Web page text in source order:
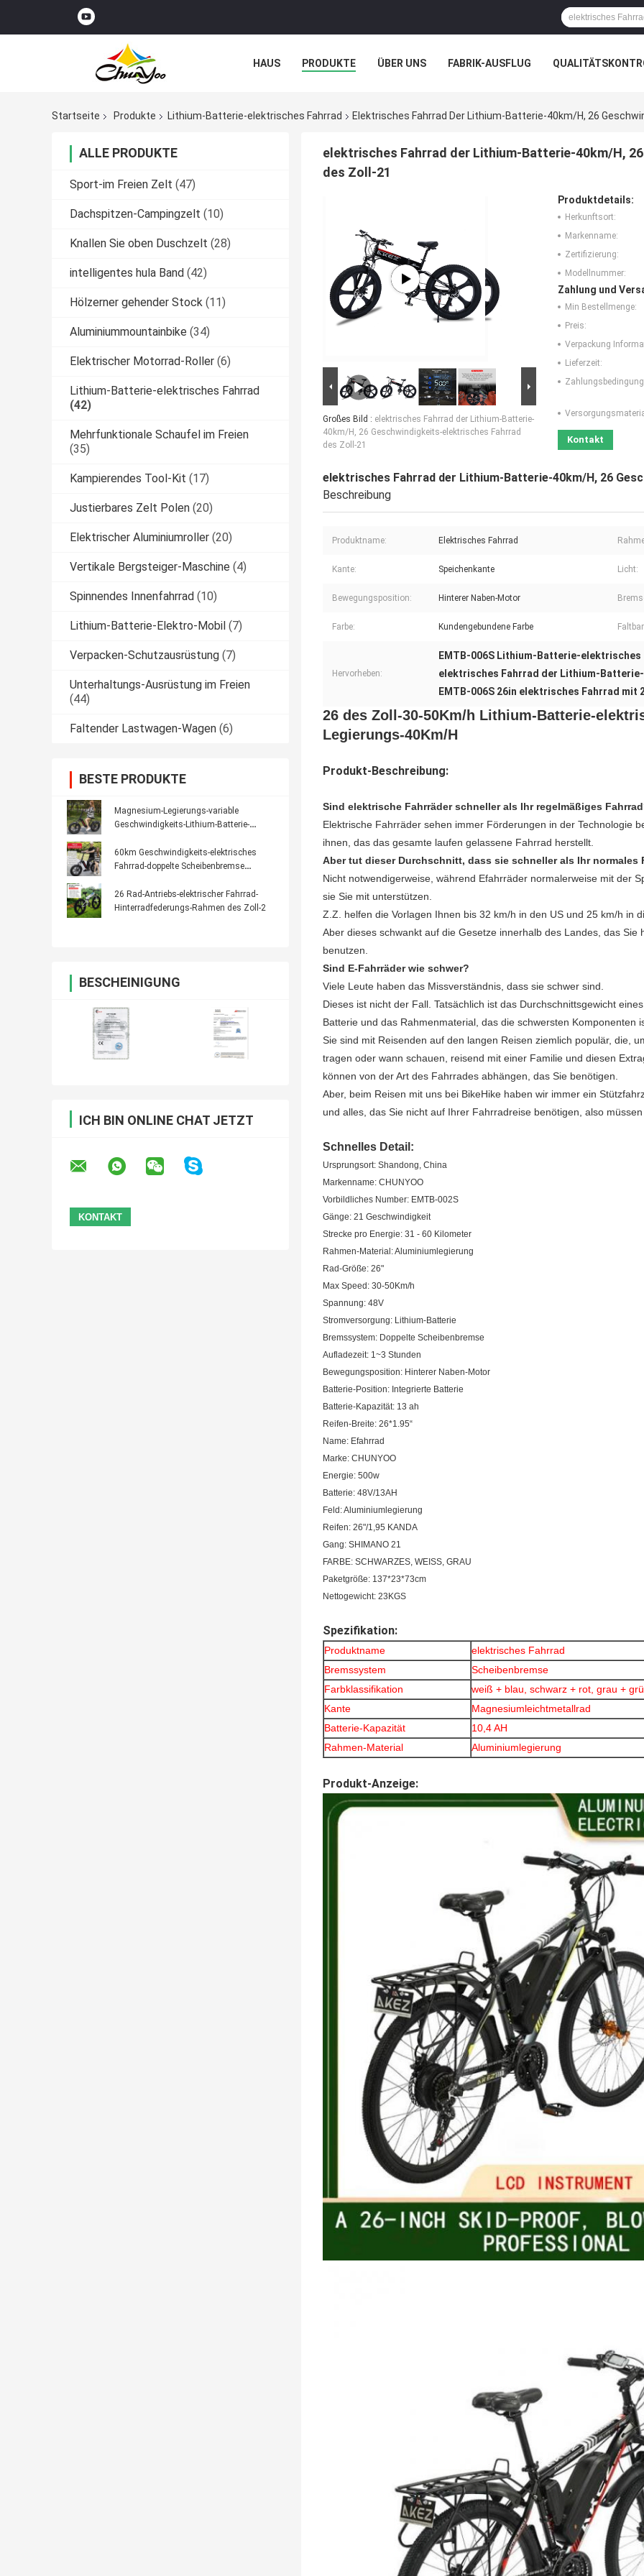
HAUS PRODUKTE ÜBER UNS FABRIK-AUSFLUG
Startseite
Produkte Lithium-Batterie-elektrisches Fahrrad Elektrisches Fahrrad Der Lithium-Batterie-40km/H, 26
ALLE PRODUKTE
Sport-im Freien Zelt (47)
Dachspitzen-Campingzelt (10)
Knallen Sie oben Duschzelt (28)
intelligentes hula Band (42)
Hölzerner gehender Stock (11)
Aluminiummountainbike (34)
Elektrischer Motorrad-Roller (6)
Lithium-Batterie-elektrisches Fahrrad
(42)
Mehrfunktionale Schaufel im Freien
(35)
Kampierendes Tool-Kit (17)
Justierbares Zelt Polen (20)
Elektrischer Aluminiumroller (20)
Vertikale Bergsteiger-Maschine (4)
Spinnendes Innenfahrrad (10)
Lithium-Batterie-Elektro-Mobil (7)
Verpacken-Schutzausrüstung (7)
Unterhaltungs-Ausrüstung im Freien
(44)
Faltender Lastwagen-Wagen (6)
BESTE PRODUKTE
Magnesium-Legierungs-variable
Geschwindigkeits-Lithium-Batterie-
40Km/H
60km Geschwindigkeits-elektrisches
Fahrrad-doppelte Scheibenbremse
26 Rad-Antriebs-elektrischer Fahrrad-
Hinterradfederungs-Rahmen des Zoll-2
BESCHEINIGUNG
ICH BIN ONLINE CHAT JETZT
elektrisches Fahrrad der Lithium-Batterie-40km/H,
des Zoll-21
Großes Bild : elektrisches Fahrrad der Lithium-Batterie-
40km/H, 26 Geschwindigkeits-elektrisches Fahrrad
des Zoll-21
Produktdetails:
Herkunftsort:
Markenname:
Zertifizierung:
Modellnummer:
Zahlung und
Min Bestellmenge:
Preis:
Verpackung
Lieferzeit:
Kontakt
elektrisches Fahrrad der Lithium-Batterie-40km/H, 26
Beschreibung
Produktname: Elektrisches Fahrrad
Kante: Speichenkante Licht:
Bewegungsposition: Hinterer Naben-Motor
Farbe: Kundengebundene Farbe
Hervorheben:
EMTB-006S Lithium-Batterie-elektrisches
elektrisches Fahrrad der Lithium-
EMTB-006S 26in elektrisches Fahrrad mit
26 des Zoll-30-50Km/h Lithium-Batterie-
Legierungs-40Km/H
Produkt-Beschreibung:
Sind elektrische Fahrräder schneller als Ihr regelmäßiges
Elektrische Fahrräder sehen immer Förderungen in der Technologie
ihnen, das das gesamte laufen gelassene Fahrrad herstellt.
Aber tut dieser Durchschnitt, dass sie schneller als Ihr normales
Nicht notwendigerweise, während Efahrräder normalerweise mit der
sie Sie mit unterstützen.
Z.Z. helfen die Vorlagen Ihnen bis 32 km/h in den US und 25 km/h in
Aber dieses schwankt auf die Gesetze innerhalb des Landes, das Sie
benutzen.
Sind E-Fahrräder wie schwer?
Viele Leute haben das Missverständnis, dass sie schwer sind.
Dieses ist nicht der Fall. Tatsächlich ist das Durchschnittsgewicht
Batterie und das Rahmenmaterial, das die schwersten Komponenten
Sie sind mit Reisenden auf den langen Reisen ziemlich populär, die,
tragen oder wann schauen, reisend mit einer Familie und diesen
können von der Art des Fahrrades abhängen, das Sie benötigen.
Aber, beim Reisen mit uns bei BikeHike haben wir immer ein
und alles, das Sie nicht auf Ihrer Fahrradreise benötigen, also
Schnelles Detail:
Ursprungsort: Shandong, China
Markenname: CHUNYOO
Vorbildliches Number: EMTB-002S
Gänge: 21 Geschwindigkeit
Strecke pro Energie: 31 - 60 Kilometer
Rahmen-Material: Aluminiumlegierung
Rad-Größe: 26"
Max Speed: 30-50Km/h
Spannung: 48V
Stromversorgung: Lithium-Batterie
Bremssystem: Doppelte Scheibenbremse
Aufladezeit: 1~3 Stunden
Bewegungsposition: Hinterer Naben-Motor
Batterie-Position: Integrierte Batterie
Batterie-Kapazität: 13 ah
Reifen-Breite: 26*1.95“
Name: Efahrrad
Marke: CHUNYOO
Energie: 500w
Batterie: 48V/13AH
Feld: Aluminiumlegierung
Reifen: 26"/1,95 KANDA
Gang: SHIMANO 21
FARBE: SCHWARZES, WEISS, GRAU
Paketgröße: 137*23*73cm
Nettogewicht: 23KGS
Spezifikation:
Produktname
elektrisches Fahrrad
Bremssystem
Scheibenbremse
Farbklassifikation
weiß + blau, schwarz + rot, grau +
Kante
Magnesiumleichtmetallrad
Batterie-Kapazität
10,4 AH
Rahmen-Material
Aluminiumlegierung
Produkt-Anzeige: